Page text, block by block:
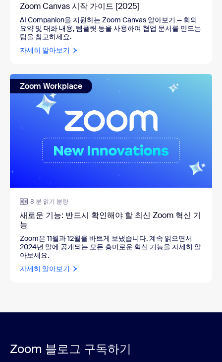
Zoom Canvas 시작 가이드 [2025]
AI Companion을 지원하는 Zoom Canvas 알아보기 — 회의
요약 및 대화 내용, 템플릿 등을 사용하여 협업 문서를 만드는
팁을 참고하세요.
자세히 알아보기
Zoom Workplace
8 분 읽기 분량
새로운 기능: 반드시 확인해야 할 최신 Zoom 혁신 기
능
Zoom은 11월과 12월을 바쁘게 보냈습니다. 계속 읽으면서
2024년 말에 공개되는 모든 흥미로운 혁신 기능을 자세히 알
아보세요.
자세히 알아보기
Zoom 블로그 구독하기